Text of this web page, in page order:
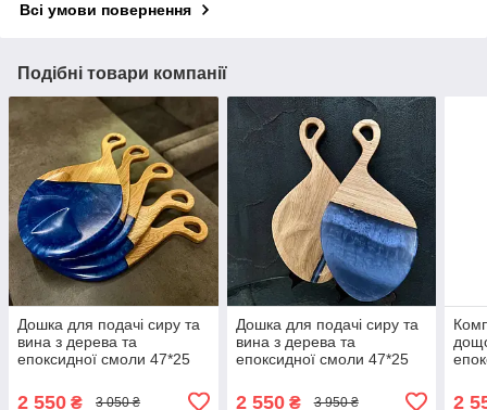
Всі умови повернення
Подібні товари компанії
Дошка для подачі сиру та
вина з дерева та
епоксидної смоли 47*25
2 550 ₴ 3 050 ₴
Дошка для подачі сиру та
вина з дерева та
епоксидної смоли 47*25
2 550₴ 3 950 ₴ 2